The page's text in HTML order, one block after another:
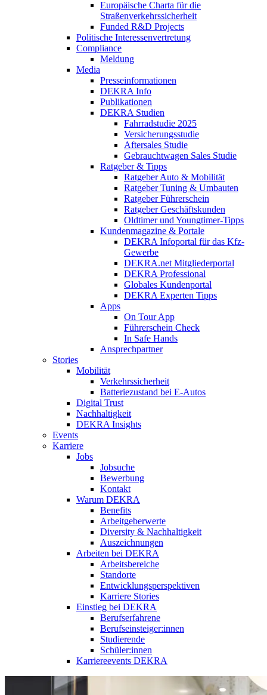
Europäische Charta für die
Straßenverkehrssicherheit
Funded R&D Projects
Politische Interessenvertretung
Compliance
Meldung
Media
Presseinformationen
DEKRA Info
Publikationen
DEKRA Studien
Fahrradstudie 2025
Versicherungsstudie
Aftersales Studie
Gebrauchtwagen Sales Studie
Ratgeber & Tipps
Ratgeber Auto & Mobilität
Ratgeber Tuning & Umbauten
Ratgeber Führerschein
Ratgeber Geschäftskunden
Oldtimer und Youngtimer-Tipps
Kundenmagazine & Portale
DEKRA Infoportal für das Kfz-
Gewerbe
DEKRA.net Mitgliederportal
DEKRA Professional
Globales Kundenportal
DEKRA Experten Tipps
Apps
On Tour App
Führerschein Check
In Safe Hands
Ansprechpartner
Stories
Mobilität
Verkehrssicherheit
Batteriezustand bei E-Autos
Digital Trust
Nachhaltigkeit
DEKRA Insights
Events
Karriere
Jobs
Jobsuche
Bewerbung
Kontakt
Warum DEKRA
Benefits
Arbeitgeberwerte
Diversity & Nachhaltigkeit
Auszeichnungen
Arbeiten bei DEKRA
Arbeitsbereiche
Standorte
Entwicklungsperspektiven
Karriere Stories
Einstieg bei DEKRA
Berufserfahrene
Berufseinsteiger:innen
Studierende
Schüler:innen
Karriereevents DEKRA